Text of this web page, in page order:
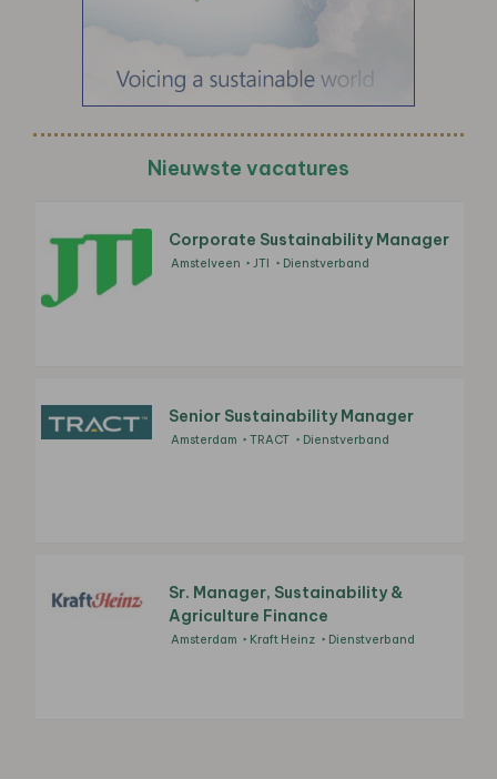
Nieuwste vacatures
Corporate Sustainability Manager
Amstelveen JTI Dienstverband
Senior Sustainability Manager
Amsterdam TRACT Dienstverband
Sr. Manager, Sustainability &
Agriculture Finance
Amsterdam Kraft Heinz Dienstverband